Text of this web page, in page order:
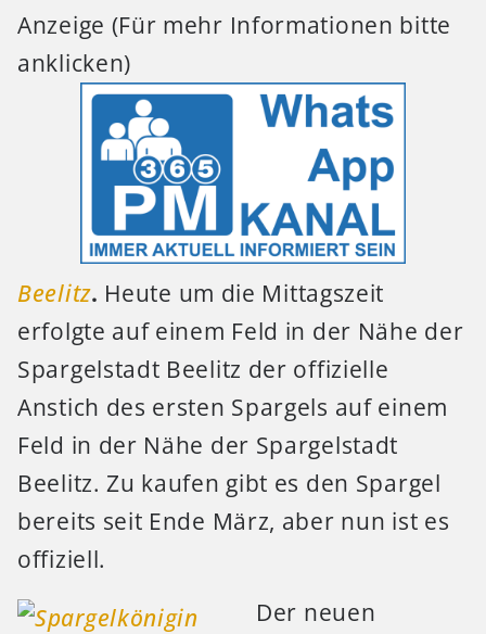
Anzeige (Für mehr Informationen bitte
anklicken)
Beelitz. Heute um die Mittagszeit
erfolgte auf einem Feld in der Nähe der
Spargelstadt Beelitz der offizielle
Anstich des ersten Spargels auf einem
Feld in der Nähe der Spargelstadt
Beelitz. Zu kaufen gibt es den Spargel
bereits seit Ende März, aber nun ist es
offiziell.
Der neuen